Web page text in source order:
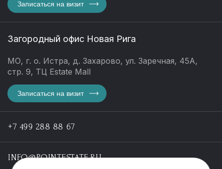
Записаться на визит
Загородный офис Новая Рига
МО, г. о. Истра, д. Захарово, ул. Заречная, 45А,
стр. 9, ТЦ Estate Mall
Записаться на визит
+7 499 288 88 67
INFO@POINTESTATE.RU